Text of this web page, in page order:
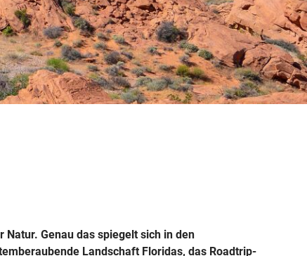
© Shutterstock
Weitere Reisearten
© Shutterstock-06pho...
Weitere Leistungen
Insidertipps
News
Häufig gestellte Fragen
Genau das spiegelt sich in den
Landschaft Floridas, das Roadtrip-